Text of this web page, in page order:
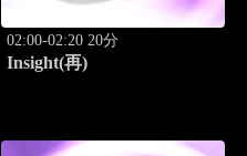
02:00-02:20 20分
Insight(再)